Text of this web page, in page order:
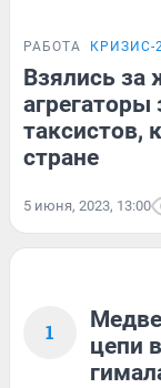
РАБОТА КРИЗИС-
Взялись за
таксистов,
стране
5 июня, 2023, 13:00
1
цепи